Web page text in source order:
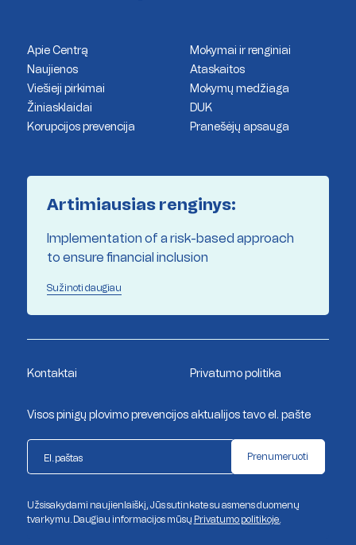
Apie Centrą
Mokymai ir renginiai
Naujienos
Ataskaitos
Viešieji pirkimai
Mokymų medžiaga
Žiniasklaidai
DUK
Korupcijos prevencija
Pranešėjų apsauga
Artimiausias renginys:
Implementation of a risk-based approach
to ensure financial inclusion
Sužinoti daugiau
Kontaktai Privatumo politika
Visos pinigų plovimo prevencijos aktualijos tavo el. pašte
Prenumeruoti
Užsisakydami naujienlaiškį, Jūs sutinkate su asmens duomenų
tvarkymu. Daugiau informacijos mūsų Privatumo politikoje.